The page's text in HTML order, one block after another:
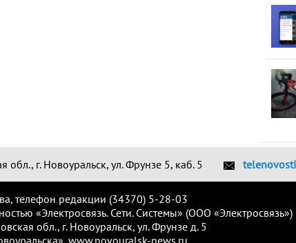
обл., г. Новоуральск, ул. Фрунзе 5, каб. 5
телефон редакции (34370) 5-28-03
«Электросвязь. Сети. Системы» (ООО «Электросвязь»)
обл., г. Новоуральск, ул. Фрунзе д. 5